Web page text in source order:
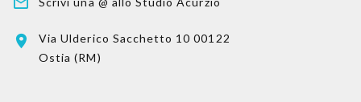
Via Ulderico Sacchetto 1000122
Ostia (RM)